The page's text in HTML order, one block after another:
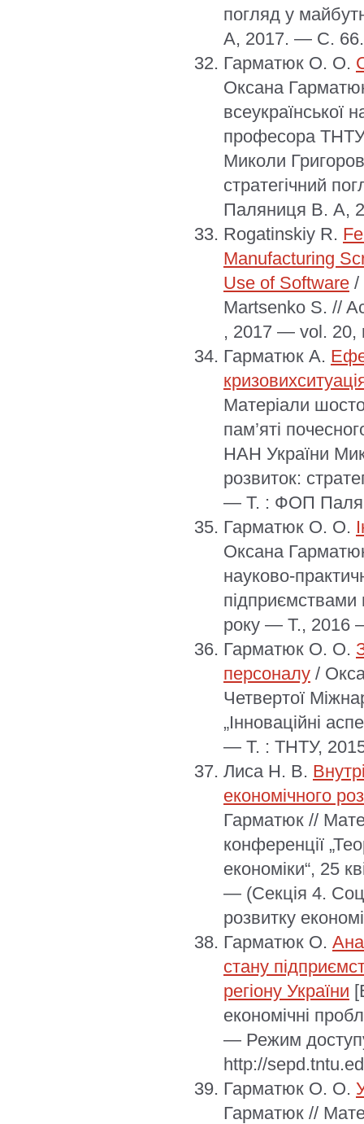
погляд у
А, 2017. — С. 66.
Гарматюк О. О.
Оксана
всеукраїнської
професора ТНТУ
Миколи
стратегічний
Паляниця В. А,
Rogatinskiy R.
Manufacturing
Use of Software /
Martsenko S. //
, 2017 — vol.
Гарматюк А.
Матеріали
пам’яті
НАН України
розвиток:
— Т. : ФОП
Гарматюк О. О.
Оксана
науково-
підприємствами
року — Т., 2016
Гарматюк О. О.
персоналу /
Четвертої
„Інноваційні
— Т. : ТНТУ,
Лиса Н. В.
економічного
Гарматюк //
конференції
економіки“, 25
— (Секція 4.
розвитку
Гарматюк О.
стану
регіону України
економічні
— Режим
http://
Гарматюк О. О.
Гарматюк //